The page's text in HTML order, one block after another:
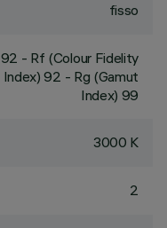
fisso
92 - Rf (Colour Fidelity
Index) 92 - Rg (Gamut
Index) 99
3000 K
2